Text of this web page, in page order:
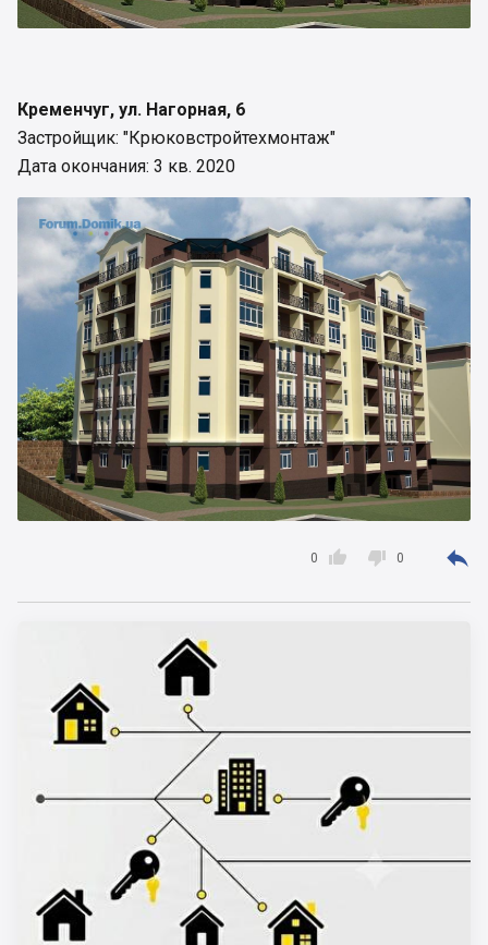
Кременчуг, ул. Нагорная, 6
Застройщик: "Крюковстройтехмонтаж"
Дата окончания: 3 кв. 2020

0  0 